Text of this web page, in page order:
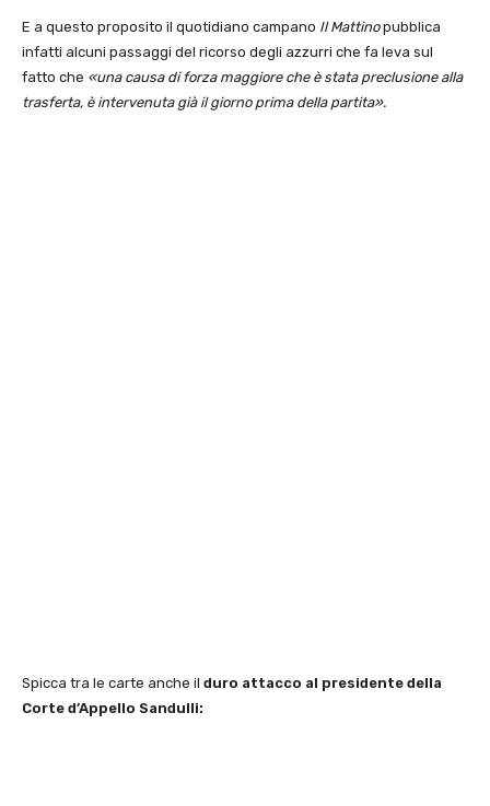
E a questo proposito il quotidiano campano Il Mattinopubblica
infatti alcuni passaggi del ricorso degli azzurri che fa leva sul
fatto che «una causa di forza maggiore che è stata preclusione alla
trasferta, è intervenuta già il giorno prima della partita».
Spicca tra le carte anche il duro attacco al presidente della
Corte d’Appello Sandulli: